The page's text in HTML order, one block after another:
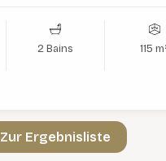
2 Bains 115
Zur Ergebnisliste